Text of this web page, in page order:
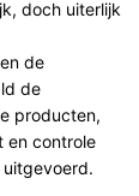
doch uiterlijk
de
de
producten,
en controle